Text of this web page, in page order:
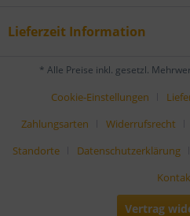
Lieferzeit Information
* Alle Preise inkl. gesetzl.
Cookie-Einstellungen
Zahlungsarten
Widerrufsrecht
Standorte
Datenschutzerklärung
Vertrag